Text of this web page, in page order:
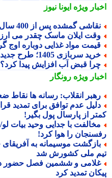
ویژهایونا نیوز
گمشده پس از 400 سال دوباره خبرساز شد!
ایلان ماسک چقدر می
مواد غذایی دوباره اوج گرفت
سربازی 1405؛ طرح جدید مجلس به کجا رسید؟+ قیمت خرید
قبض آب افزایش پیدا کرد؟
ویژهرونگار
انقلاب: رسانه ها نقاط ضعف
عدم توافق برای تمدید
از پارسال پول بگیر!
با جدایی وحید بیات لو/
را هوا کرد!
موسیمانه به آفریقای
ملی کشورش شد
و ششمین فصل حضور در
تمدید کرد